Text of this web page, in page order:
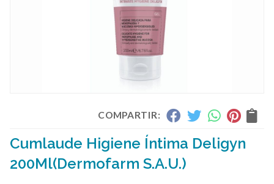
COMPARTIR:
Cumlaude Higiene Íntima Deligyn
200Ml(Dermofarm S.A.U.)